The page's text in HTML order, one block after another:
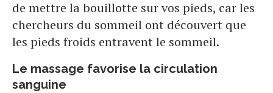
de mettre la bouillotte sur vos pieds, car les
chercheurs du sommeil ont découvert que
les pieds froids entravent le sommeil.
Le massage favorise la circulation
sanguine